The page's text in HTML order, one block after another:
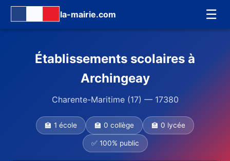
la-mairie.com ☰
Établissements scolaires à
Archingeay
Charente-Maritime (17) — 17380
🏫 1 école 🏫 0 collège 🏫 0 lycée
✅ 100% public